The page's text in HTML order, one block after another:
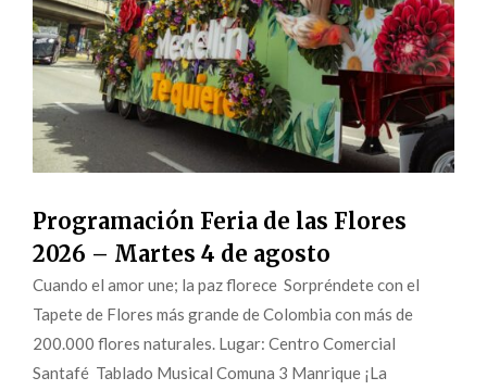
Programación Feria de las Flores
2026 – Martes 4 de agosto
Cuando el amor une; la paz florece Sorpréndete con el
Tapete de Flores más grande de Colombia con más de
200.000 flores naturales. Lugar: Centro Comercial
Santafé Tablado Musical Comuna 3 Manrique ¡La